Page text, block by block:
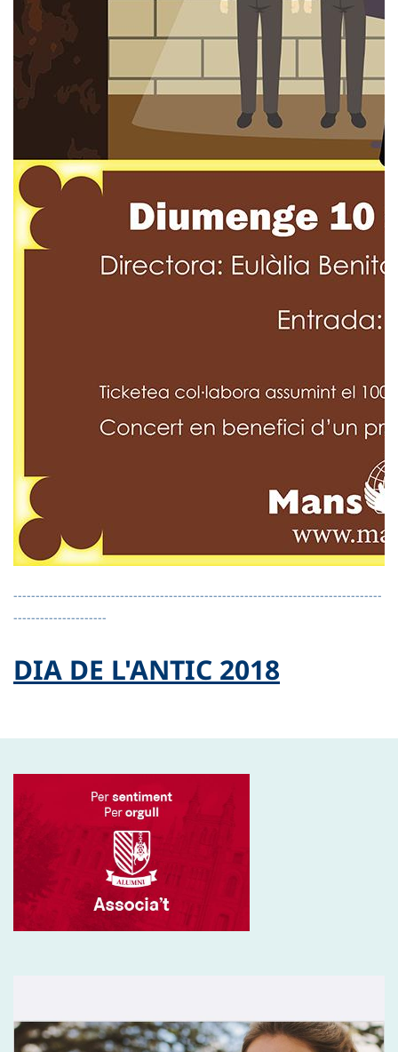
-----------------------------------------------------------------------------------
---------------------
DIA DE L'ANTIC 2018